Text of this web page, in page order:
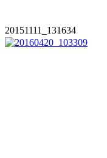
20151111_131634